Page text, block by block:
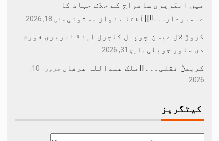
میں انگریزی سامراج کے خلاف جہاد کا
علمبردار…….!!||آفتاب نواز مستوئی مئی 18, 2026
کروڑ لال عیسن :چوپال کلچرل اینڈ لٹریری فورم
دی سلور جوبلی مارچ 31, 2026
کریمݨ نقلی۔۔۔||ملک عبداللہ عرفان
فروری 10,
2026
کیٹگریز